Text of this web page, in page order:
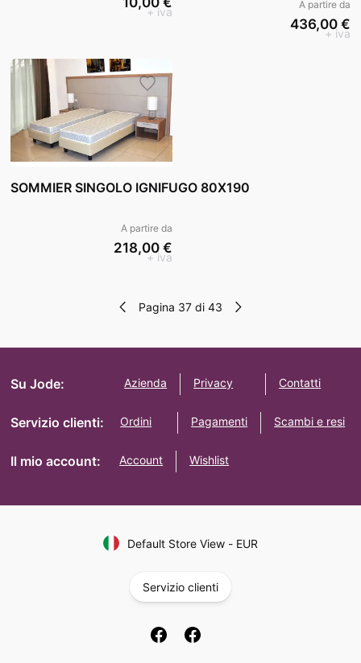
+ iva
A partire da
436,00 €
+ iva
SOMMIER SINGOLO IGNIFUGO 80X190
A partire da
218,00 €
+ iva
Pagina 37 di 43
Su Jode: Azienda Privacy Contatti
Servizio clienti: Ordini Pagamenti Scambi e resi
Il mio account: Account Wishlist
Default Store View- EUR
Servizio clienti